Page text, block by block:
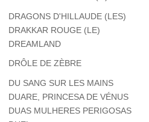
DRAGONS D'HILLAUDE (LES)
DRAKKAR ROUGE (LE)
DREAMLAND
DRÔLE DE ZÈBRE
DU SANG SUR LES MAINS
DUARE, PRINCESA DE VÉNUS
DUAS MULHERES PERIGOSAS